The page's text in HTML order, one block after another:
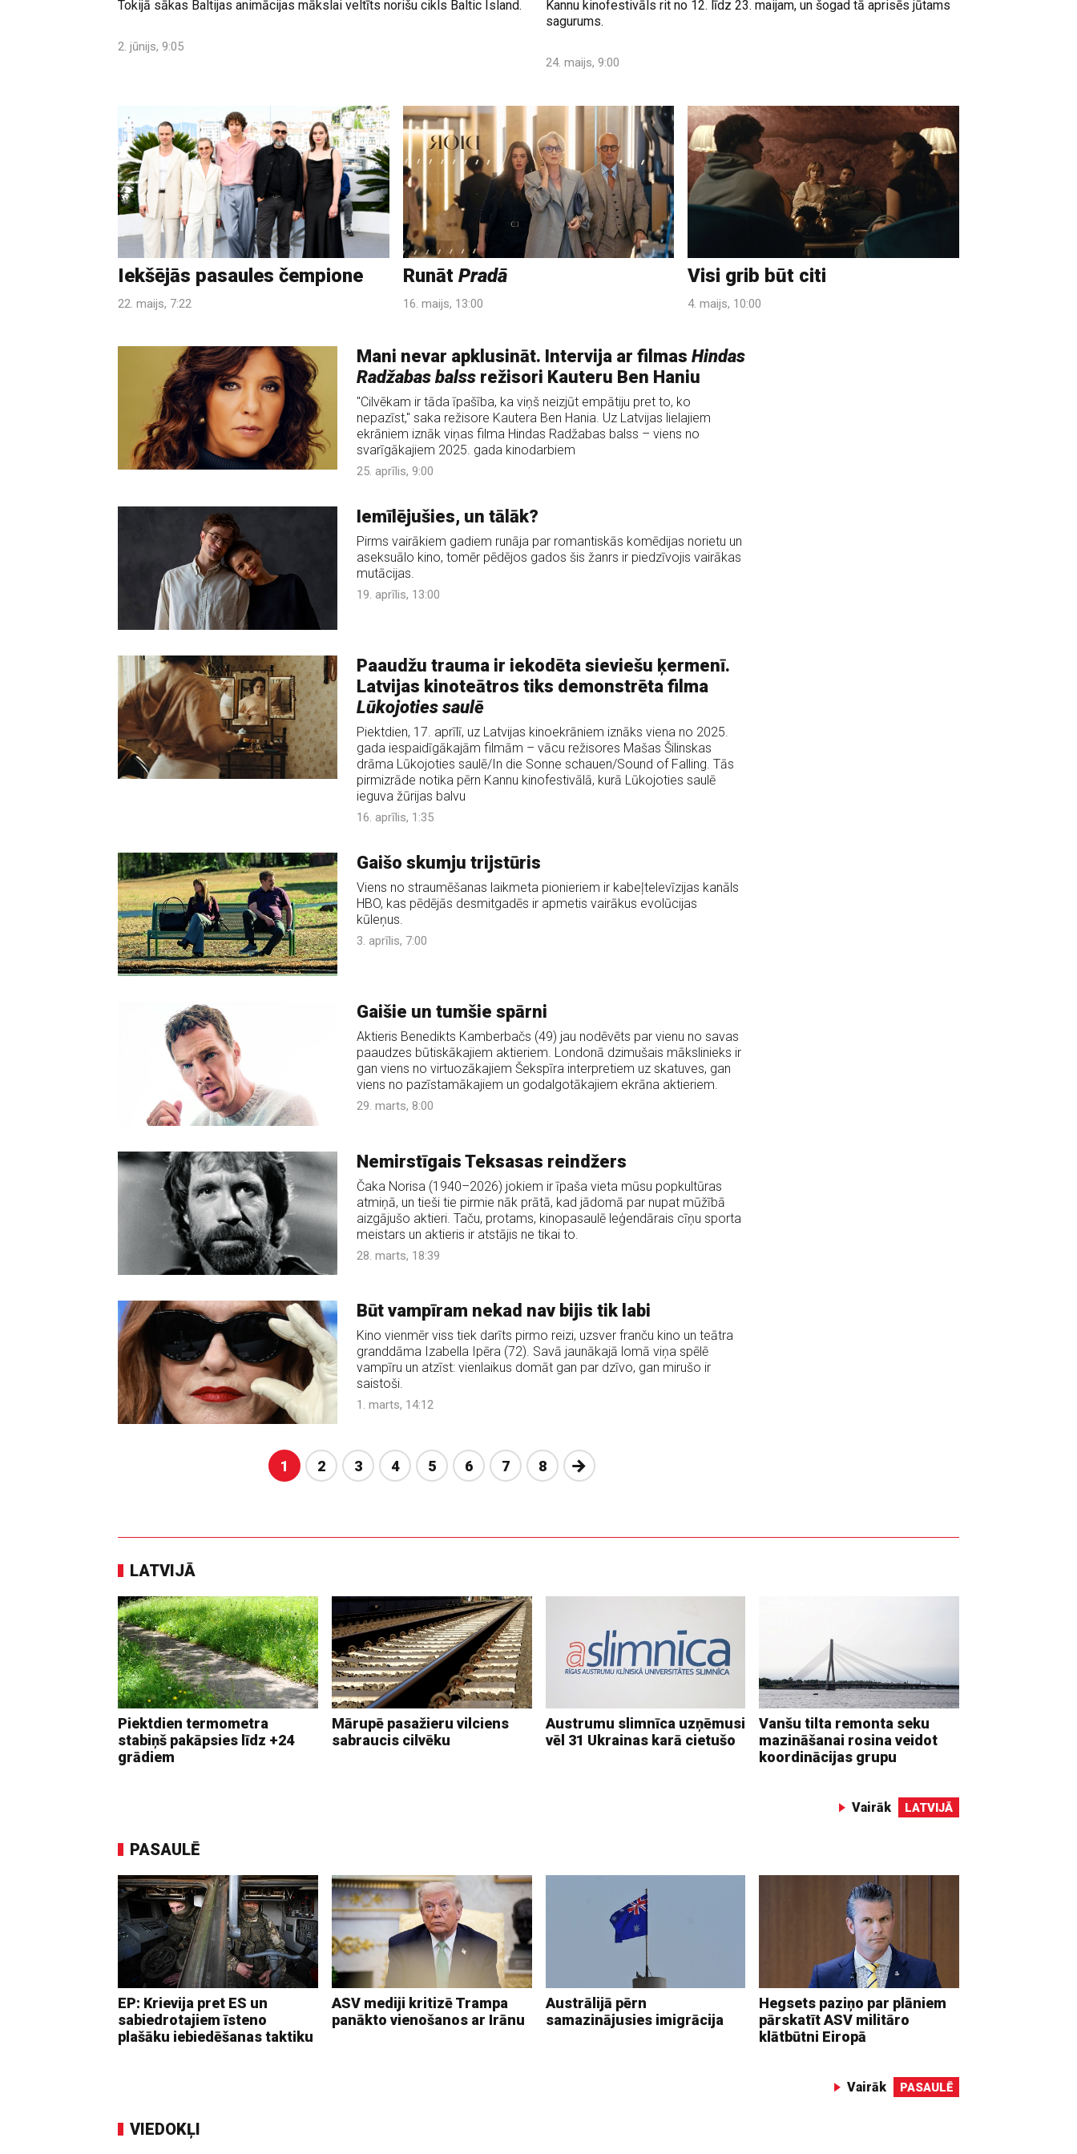
Tokijā sākas Baltijas animācijas mākslai veltīts norišu cikls Baltic Island.
2. jūnijs, 9:05
Kannu kinofestivāls rit no 12. līdz 23. maijam, un šogad tā aprisēs jūtams
sagurums.
24. maijs, 9:00
Iekšējās pasaules čempione
22. maijs, 7:22
Runāt Pradā
16. maijs, 13:00
Visi grib būt citi
4. maijs, 10:00
Mani nevar apklusināt. Intervija ar filmas Hindas
Radžabas balssrežisori Kauteru Ben Haniu
"Cilvēkam ir tāda īpašība, ka viņš neizjūt empātiju pret to, ko
nepazīst," saka režisore Kautera Ben Hania. Uz Latvijas lielajiem
ekrāniem iznāk viņas filma Hindas Radžabas balss – viens no
svarīgākajiem 2025. gada kinodarbiem
25. aprīlis, 9:00
Iemīlējušies, un tālāk?
Pirms vairākiem gadiem runāja par romantiskās komēdijas norietu un
aseksuālo kino, tomēr pēdējos gados šis žanrs ir piedzīvojis vairākas
mutācijas.
19. aprīlis, 13:00
Paaudžu trauma ir iekodēta sieviešu ķermenī.
Latvijas kinoteātros tiks demonstrēta filma
Lūkojoties saulē
Piektdien, 17. aprīlī, uz Latvijas kinoekrāniem iznāks viena no 2025.
gada iespaidīgākajām filmām – vācu režisores Mašas Šilinskas
drāma Lūkojoties saulē/In die Sonne schauen/Sound of Falling. Tās
pirmizrāde notika pērn Kannu kinofestivālā, kurā Lūkojoties saulē
ieguva žūrijas balvu
16. aprīlis, 1:35
Gaišo skumju trijstūris
Viens no straumēšanas laikmeta pionieriem ir kabeļtelevīzijas kanāls
HBO, kas pēdējās desmitgadēs ir apmetis vairākus evolūcijas
kūleņus.
3. aprīlis, 7:00
Gaišie un tumšie spārni
Aktieris Benedikts Kamberbačs (49) jau nodēvēts par vienu no savas
paaudzes būtiskākajiem aktieriem. Londonā dzimušais mākslinieks ir
gan viens no virtuozākajiem Šekspīra interpretiem uz skatuves, gan
viens no pazīstamākajiem un godalgotākajiem ekrāna aktieriem.
29. marts, 8:00
Nemirstīgais Teksasas reindžers
Čaka Norisa (1940–2026) jokiem ir īpaša vieta mūsu popkultūras
atmiņā, un tieši tie pirmie nāk prātā, kad jādomā par nupat mūžībā
aizgājušo aktieri. Taču, protams, kinopasaulē leģendārais cīņu sporta
meistars un aktieris ir atstājis ne tikai to.
28. marts, 18:39
Būt vampīram nekad nav bijis tik labi
Kino vienmēr viss tiek darīts pirmo reizi, uzsver franču kino un teātra
granddāma Izabella Ipēra (72). Savā jaunākajā lomā viņa spēlē
vampīru un atzīst: vienlaikus domāt gan par dzīvo, gan mirušo ir
saistoši.
1. marts, 14:12
1 2 3 4 5 6 7 8 Nākošā
LATVIJĀ
Piektdien termometra
stabiņš pakāpsies līdz +24
grādiem
Mārupē pasažieru vilciens
sabraucis cilvēku
Austrumu slimnīca uzņēmusi
vēl 31 Ukrainas karā cietušo
Vanšu tilta remonta seku
mazināšanai rosina veidot
koordinācijas grupu
Vairāk LATVIJĀ
PASAULĒ
EP: Krievija pret ES un
sabiedrotajiem īsteno
plašāku iebiedēšanas taktiku
ASV mediji kritizē Trampa
panākto vienošanos ar Irānu
Austrālijā pērn
samazinājusies imigrācija
Hegsets paziņo par plāniem
pārskatīt ASV militāro
klātbūtni Eiropā
Vairāk PASAULĒ
VIEDOKĻI